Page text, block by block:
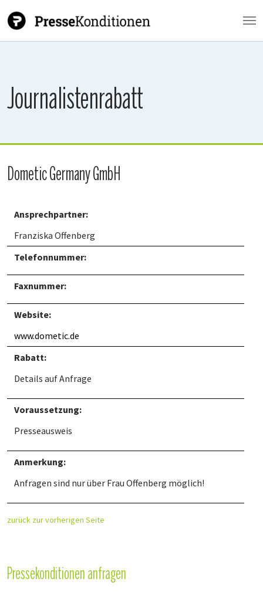
Journalistenrabatt
Dometic Germany GmbH
Ansprechpartner:
Franziska Offenberg
Telefonnummer:
Faxnummer:
Website:
www.dometic.de
Rabatt:
Details auf Anfrage
Voraussetzung:
Presseausweis
Anmerkung:
Anfragen sind nur über Frau Offenberg möglich!
zurück zur vorherigen Seite
Pressekonditionen anfragen